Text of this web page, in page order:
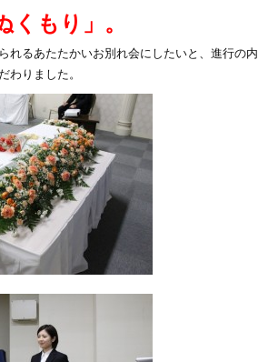
もり」。
れるあたたかいお別れ会にしたいと、進行の内
わりました。